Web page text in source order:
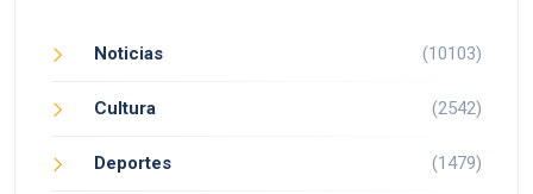
Noticias (10103)
Cultura (2542)
Deportes (1479)